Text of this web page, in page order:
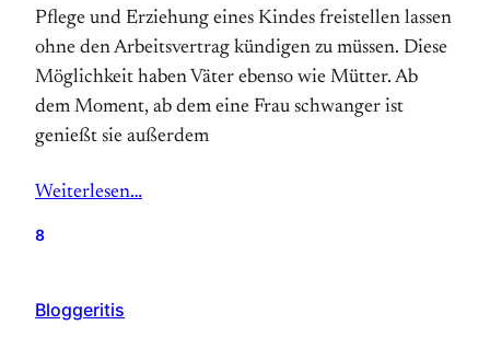
Pflege und Erziehung eines Kindes freistellen lassen
ohne den Arbeitsvertrag kündigen zu müssen. Diese
Möglichkeit haben Väter ebenso wie Mütter. Ab
dem Moment, ab dem eine Frau schwanger ist
genießt sie außerdem
Weiterlesen…
8
Bloggeritis